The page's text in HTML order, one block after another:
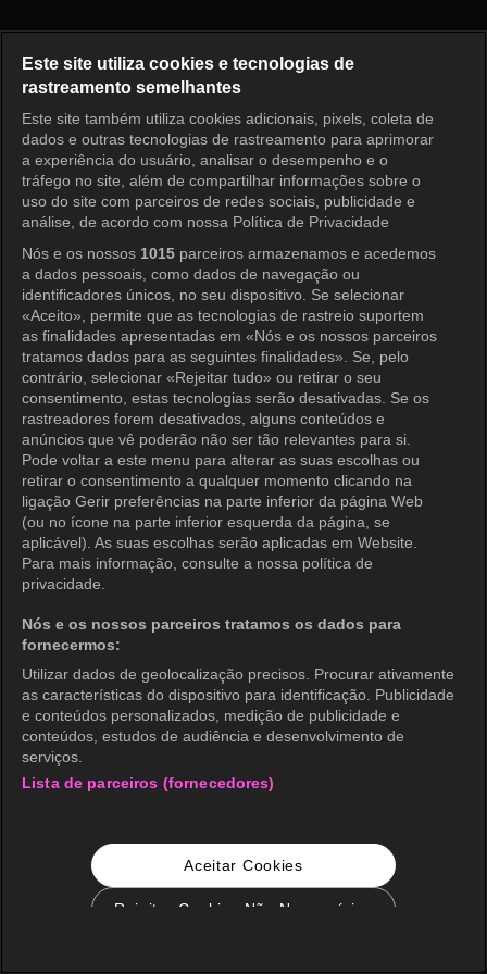
Entrar
Este site utiliza cookies e tecnologias de
rastreamento semelhantes
Este site também utiliza cookies adicionais, pixels, coleta de
dados e outras tecnologias de rastreamento para aprimorar
a experiência do usuário, analisar o desempenho e o
tráfego no site, além de compartilhar informações sobre o
uso do site com parceiros de redes sociais, publicidade e
análise, de acordo com nossa Política de Privacidade
Nós e os nossos 1015 parceiros armazenamos e acedemos
a dados pessoais, como dados de navegação ou
identificadores únicos, no seu dispositivo. Se selecionar
«Aceito», permite que as tecnologias de rastreio suportem
as finalidades apresentadas em «Nós e os nossos parceiros
tratamos dados para as seguintes finalidades». Se, pelo
contrário, selecionar «Rejeitar tudo» ou retirar o seu
consentimento, estas tecnologias serão desativadas. Se os
rastreadores forem desativados, alguns conteúdos e
anúncios que vê poderão não ser tão relevantes para si.
Pode voltar a este menu para alterar as suas escolhas ou
retirar o consentimento a qualquer momento clicando na
ligação Gerir preferências na parte inferior da página Web
(ou no ícone na parte inferior esquerda da página, se
aplicável). As suas escolhas serão aplicadas em Website.
Para mais informação, consulte a nossa política de
privacidade.
Nós e os nossos parceiros tratamos os dados para
fornecermos:
Utilizar dados de geolocalização precisos. Procurar ativamente
as características do dispositivo para identificação. Publicidade
e conteúdos personalizados, medição de publicidade e
conteúdos, estudos de audiência e desenvolvimento de
serviços.
Lista de parceiros (fornecedores)
Aceitar Cookies
Rejeitar Cookies Não Necessários